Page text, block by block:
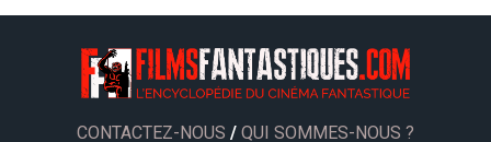
CONTACTEZ-NOUS / QUI SOMMES-NOUS ?